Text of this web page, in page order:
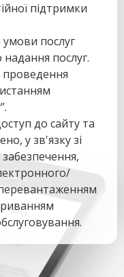
підтримки
послуг
надання послуг.
проведення
до сайту та
у зв'язку зі